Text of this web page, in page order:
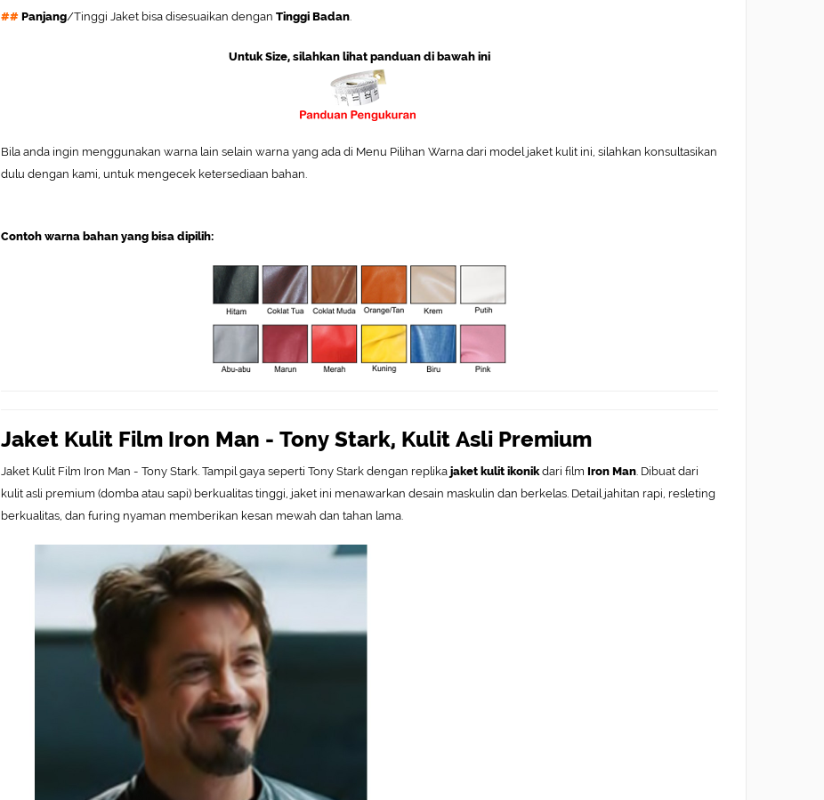
## Panjang/Tinggi Jaket bisa disesuaikan dengan Tinggi Badan
Untuk Size, silahkan lihat panduan di bawah ini
Bila anda ingin menggunakan warna lain selain warna yang ada di Menu Pilihan Warna dari model jaket kulit ini, silahkan konsultasikan
dulu dengan kami, untuk mengecek ketersediaan bahan.
Contoh warna bahan yang bisa dipilih:
Jaket Kulit Film Iron Man - Tony Stark, Kulit Asli Premium
Jaket Kulit Film Iron Man - Tony Stark. Tampil gaya seperti Tony Stark dengan replika jaket kulit ikonik dari film Iron Man . Dibuat dari
kulit asli premium (domba atau sapi) berkualitas tinggi, jaket ini menawarkan desain maskulin dan berkelas. Detail jahitan rapi, resleting
berkualitas, dan furing nyaman memberikan kesan mewah dan tahan lama.